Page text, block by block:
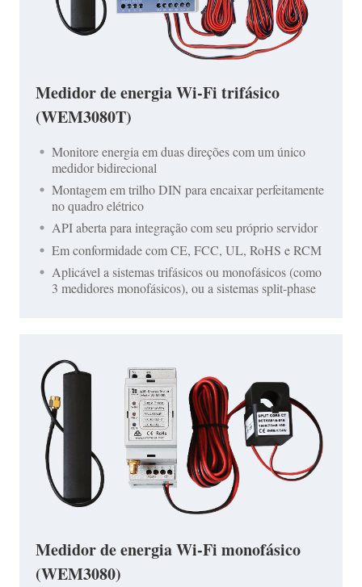
Medidor de energia Wi-Fi trifásico
(WEM3080T)
Monitore energia em duas direções com um único
medidor bidirecional
Montagem em trilho DIN para encaixar perfeitamente
no quadro elétrico
API aberta para integração com seu próprio servidor
Em conformidade com CE, FCC, UL, RoHS e RCM
Aplicável a sistemas trifásicos ou monofásicos (como
3 medidores monofásicos), ou a sistemas split-phase
Medidor de energia Wi-Fi monofásico
(WEM3080)